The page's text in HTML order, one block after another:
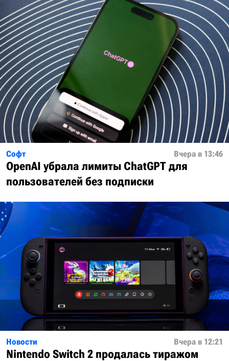
Софт Вчера в 13:46
OpenAI убрала лимиты ChatGPT для
пользователей без подписки
Новости Вчера в 12:21
Nintendo Switch 2 продалась тиражом